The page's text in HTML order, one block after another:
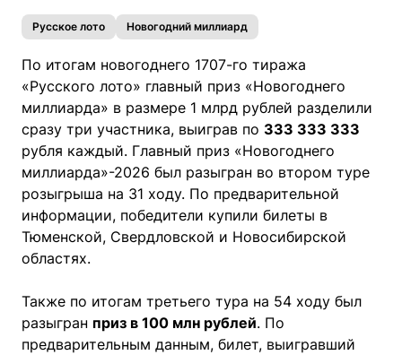
Русское лото Новогодний миллиард
По итогам новогоднего 1707-го тиража
«Русского лото» главный приз «Новогоднего
миллиарда» в размере 1 млрд рублей разделили
сразу три участника, выиграв по 333 333 333
рубля каждый. Главный приз «Новогоднего
миллиарда»-2026 был разыгран во втором туре
розыгрыша на 31 ходу. По предварительной
информации, победители купили билеты в
Тюменской, Свердловской и Новосибирской
областях.
Также по итогам третьего тура на 54 ходу был
разыгран приз в 100 млн рублей. По
предварительным данным, билет, выигравший